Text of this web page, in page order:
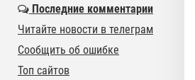
Последние комментарии
Читайте новости в телеграм
Сообщить об ошибке
Топ сайтов